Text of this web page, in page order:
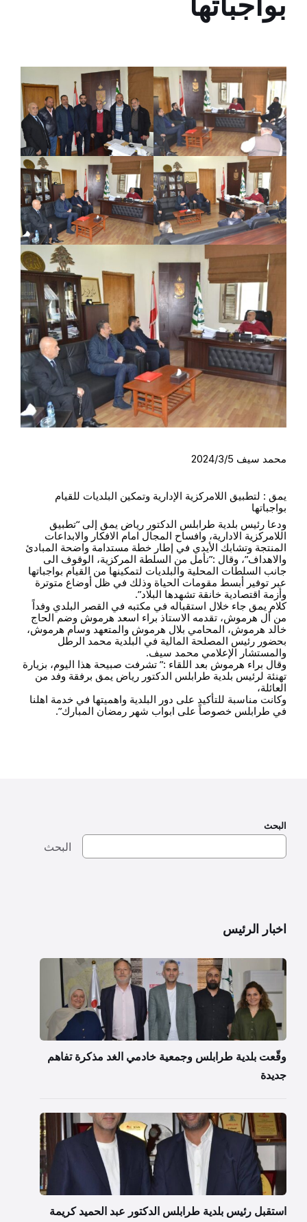
محمد سيف 2024/3/5
يمق : لتطبيق اللامركزية الإدارية وتمكين البلديات للقيام
بواجباتها
ودعا رئيس بلدية طرابلس الدكتور رياض يمق إلى “تطبيق
اللامركزية الادارية، وافساح المجال امام الافكار والابداعات
المنتجة وتشابك الأيدي في إطار خطة مستدامة واضحة المبادئ
والاهداف”، وقال :”نأمل من السلطة المركزية، الوقوف الى
جانب السلطات المحلية والبلديات لتمكينها من القيام بواجباتها
عبر توفير أبسط مقومات الحياة وذلك في ظل أوضاع متوترة
وأزمة اقتصادية خانقة تشهدها البلاد”.
كلام يمق جاء خلال استقباله في مكتبه في القصر البلدي وفداً
من أل هرموش، تقدمه الاستاذ براء اسعد هرموش وضم الحاج
خالد هرموش، المحامي بلال هرموش والمتعهد وسام هرموش،
بحضور رئيس المصلحة المالية في البلدية محمد الرطل
والمستشار الإعلامي محمد سيف.
وقال براء هرموش بعد اللقاء :” تشرفت صبيحة هذا اليوم، بزيارة
تهنئة لرئيس بلدية طرابلس الدكتور رياض يمق برفقة وفد من
العائلة،
وكانت مناسبة للتأكيد على دور البلدية واهميتها في خدمة اهلنا
في طرابلس خصوصاً على ابواب شهر رمضان المبارك”.
البحث
البحث
اخبار الرئيس
وقّعت بلدية طرابلس وجمعية خادمي الغد مذكرة تفاهم
جديدة
استقبل رئيس بلدية طرابلس الدكتور عبد الحميد كريمة